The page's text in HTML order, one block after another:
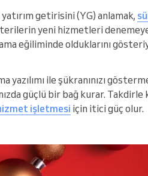
getirisini (YG) anlamak,
yeni hizmetleri
eğiliminde olduklarını
yazılımı ile şükranınızı
güçlü bir bağ kurar. Takdirle
işletmesi için itici güç olur.